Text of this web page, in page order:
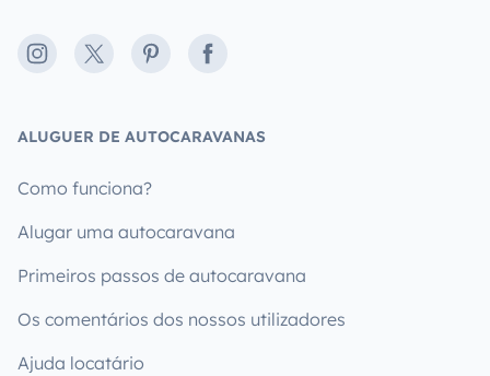
Instagram
X PinterestFacebook
ALUGUER DE AUTOCARAVANAS
Como funciona?
Alugar uma autocaravana
Primeiros passos de autocaravana
Os comentários dos nossos utilizadores
Ajuda locatário